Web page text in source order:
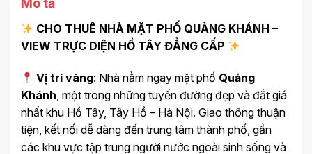
Mô tả
CHO THUÊ NHÀ MẶT PHỐ QUẢNG KHÁNH –
VIEW TRỰC DIỆN HỒ TÂY ĐẲNG CẤP
Vị trí vàng: Nhà nằm ngay mặt phố Quảng
Khánh , một trong những tuyến đường đẹp và đắt giá
nhất khu Hồ Tây, Tây Hồ – Hà Nội. Giao thông thuận
tiện, kết nối dễ dàng đến trung tâm thành phố, gần
các khu vực tập trung người nước ngoài sinh sống và